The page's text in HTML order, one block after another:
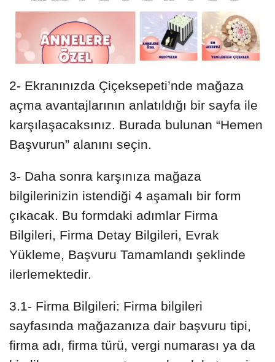
2- Ekranınızda Çiçeksepeti’nde mağaza
açma avantajlarının anlatıldığı bir sayfa ile
karşılaşacaksınız. Burada bulunan “Hemen
Başvurun” alanını seçin.
3- Daha sonra karşınıza mağaza
bilgilerinizin istendiği 4 aşamalı bir form
çıkacak. Bu formdaki adımlar Firma
Bilgileri, Firma Detay Bilgileri, Evrak
Yükleme, Başvuru Tamamlandı şeklinde
ilerlemektedir.
3.1- Firma Bilgileri: Firma bilgileri
sayfasında mağazanıza dair başvuru tipi,
firma adı, firma türü, vergi numarası ya da